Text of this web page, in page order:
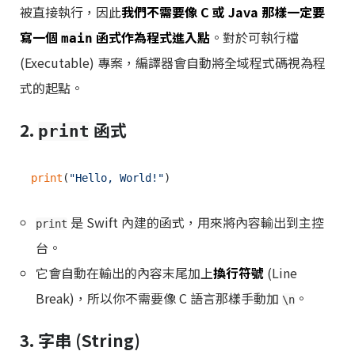
被直接執行，因此我們不需要像 C 或 Java 那樣一定要
寫一個 main 函式作為程式進入點 。對於可執行檔
(Executable) 專案，編譯器會自動將全域程式碼視為程
式的起點。
2. print 函式
print ( "Hello, World!"
print 是 Swift 內建的函式，用來將內容輸出到主控
台。
它會自動在輸出的內容末尾加上換行符號 (Line
Break)，所以你不需要像 C 語言那樣手動加 \n 。
3. 字串 (String)